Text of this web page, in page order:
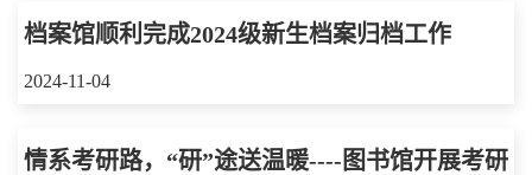
档案馆顺利完成2024级新生档案归档工作
2024-11-04
情系考研路，“研”途送温暖----图书馆开展考研